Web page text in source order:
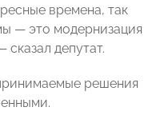
времена, так
— это модернизация
депутат.
решения